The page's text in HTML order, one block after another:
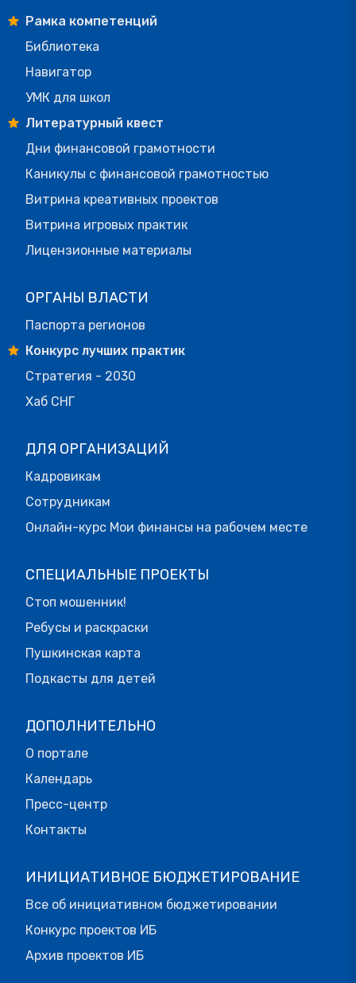
Рамка компетенций
Библиотека
Навигатор
УМК для школ
Литературный квест
Дни финансовой грамотности
Каникулы с финансовой грамотностью
Витрина креативных проектов
Витрина игровых практик
Лицензионные материалы
ОРГАНЫ ВЛАСТИ
Паспорта регионов
Конкурс лучших практик
Стратегия - 2030
Хаб СНГ
ДЛЯ ОРГАНИЗАЦИЙ
Кадровикам
Сотрудникам
Онлайн-курс Мои финансы на рабочем месте
СПЕЦИАЛЬНЫЕ ПРОЕКТЫ
Стоп мошенник!
Ребусы и раскраски
Пушкинская карта
Подкасты для детей
ДОПОЛНИТЕЛЬНО
О портале
Календарь
Пресс-центр
Контакты
ИНИЦИАТИВНОЕ БЮДЖЕТИРОВАНИЕ
Все об инициативном бюджетировании
Конкурс проектов ИБ
Архив проектов ИБ